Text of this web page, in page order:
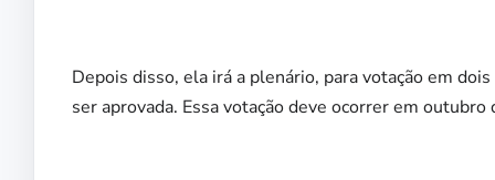
Depois disso, ela irá a plenário, para votação em
ser aprovada. Essa votação deve ocorrer em outubro